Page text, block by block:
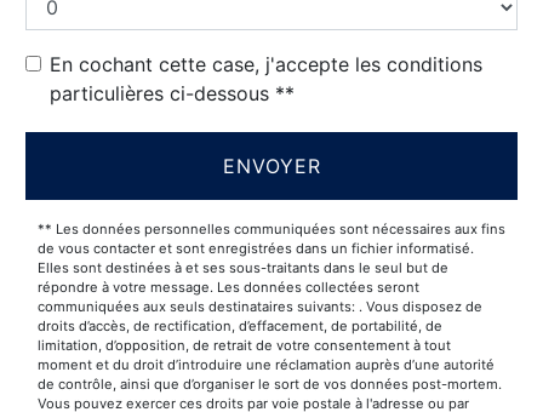
En cochant cette case, j'accepte les conditions
particulières ci-dessous **
ENVOYER
** Les données personnelles communiquées sont nécessaires aux fins
de vous contacter et sont enregistrées dans un fichier informatisé.
Elles sont destinées à et ses sous-traitants dans le seul but de
répondre à votre message. Les données collectées seront
communiquées aux seuls destinataires suivants: . Vous disposez de
droits d’accès, de rectification, d’effacement, de portabilité, de
limitation, d’opposition, de retrait de votre consentement à tout
moment et du droit d’introduire une réclamation auprès d’une autorité
de contrôle, ainsi que d’organiser le sort de vos données post-mortem.
Vous pouvez exercer ces droits par voie postale à l'adresse ou par